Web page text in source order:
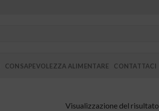
CONSAPEVOLEZZA ALIMENTARE CONTATTACI
Visualizzazione del risultato